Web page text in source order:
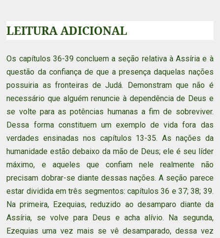
LEITURA ADICIONAL
Os capítulos 36-39 concluem a seção relativa à Assíria e à
questão da confiança de que a presença daquelas nações
possuiria as fronteiras de Judá. Demonstram que não é
necessário que alguém renuncie à dependência de Deus e
se volte para as potências humanas a fim de sobreviver.
Dessa forma constituem um exemplo de vida fora das
verdades ensinadas nos capítulos 13-35. As nações da
humanidade estão debaixo da mão de Deus; ele é seu líder
máximo, e aqueles que confiam nele realmente não
precisam dobrar-se diante dessas nações. A seção parece
estar dividida em três segmentos: capítulos 36 e 37; 38; 39.
Na primeira, Ezequias, reduzido ao desamparo diante da
Assíria, se volve para Deus e acha alívio. Na segunda,
Ezequias uma vez mais se vê desamparado, dessa vez